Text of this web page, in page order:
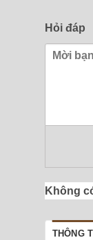
Hỏi đáp
Không
THÔNG